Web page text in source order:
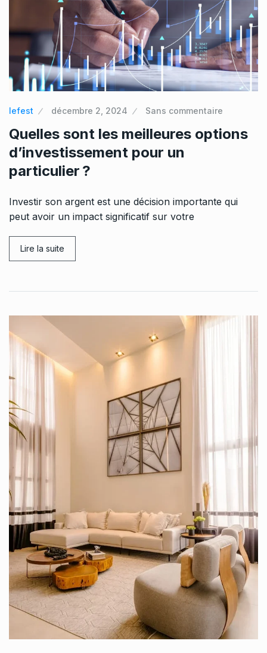
lefest décembre 2, 2024 Sans commentaire
Quelles sont les meilleures options
d’investissement pour un
particulier ?
Investir son argent est une décision importante qui
peut avoir un impact significatif sur votre
Lire la suite